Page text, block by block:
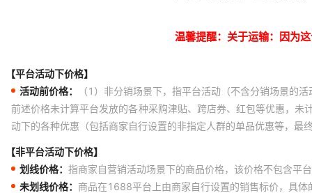
【平台活动下价格】
活动前价格：
（1）非分销场景下，指平台活动（不含分销场景的
前述价格未计算平台发放的各种采购津贴、跨店券、红包等优惠，
动下的各种优惠（包括商家自行设置的非指定人群的单品优惠等，
【非平台活动下价格】
划线价格： 指商家自营销活动场景下的商品价格，该价格不包含平
未划线价格： 商品在1688平台上由商家自行设置的销售标价，具